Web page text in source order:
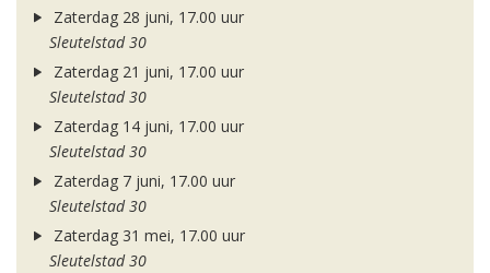
Zaterdag 28 juni, 17.00 uur
Sleutelstad 30
Zaterdag 21 juni, 17.00 uur
Sleutelstad 30
Zaterdag 14 juni, 17.00 uur
Sleutelstad 30
Zaterdag 7 juni, 17.00 uur
Sleutelstad 30
Zaterdag 31 mei, 17.00 uur
Sleutelstad 30